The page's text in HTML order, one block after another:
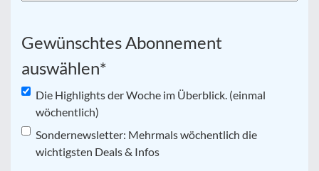
Gewünschtes Abonnement
auswählen*
Die Highlights der Woche im Überblick. (einmal
wöchentlich)
Sondernewsletter: Mehrmals wöchentlich die
wichtigsten Deals & Infos